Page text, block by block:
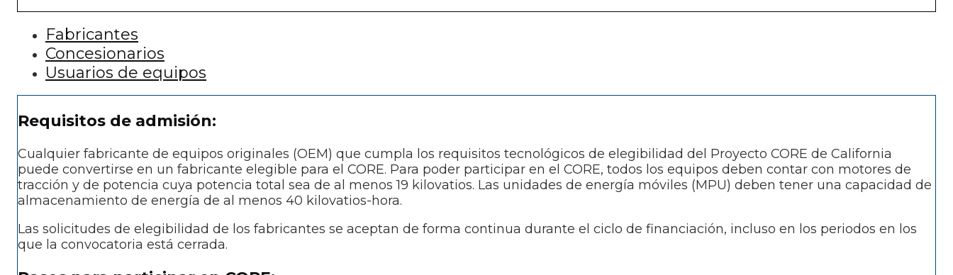
Fabricantes
Concesionarios
Usuarios de equipos
Requisitos de admisión:
Cualquier fabricante de equipos originales (OEM) que cumpla los requisitos tecnológicos de elegibilidad del Proyecto CORE de California
puede convertirse en un fabricante elegible para el CORE. Para poder participar en el CORE, todos los equipos deben contar con motores de
tracción y de potencia cuya potencia total sea de al menos 19 kilovatios. Las unidades de energía móviles (MPU) deben tener una capacidad de
almacenamiento de energía de al menos 40 kilovatios-hora.
Las solicitudes de elegibilidad de los fabricantes se aceptan de forma continua durante el ciclo de financiación, incluso en los periodos en los
que la convocatoria está cerrada.